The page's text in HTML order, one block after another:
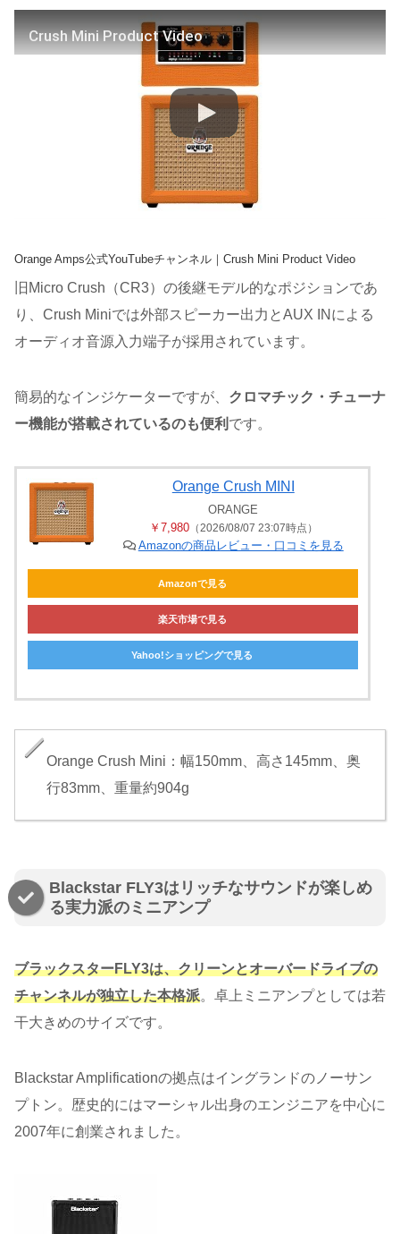
Crush Mini Product Video
Orange Amps公式YouTubeチャンネル｜Crush Mini Product Video
旧Micro Crush（CR3）の後継モデル的なポジションであ
り、Crush Miniでは外部スピーカー出力とAUX INによる
オーディオ音源入力端子が採用されています。
簡易的なインジケーターですが、 クロマチック・チューナ
ー機能が搭載されているのも便利 です。
Orange Crush MINI
ORANGE
￥7,980（2026/08/07 23:07時点）
Amazonの商品レビュー・口コミを見る
Amazonで見る
楽天市場で見る
Yahoo!ショッピングで見る
Orange Crush Mini：幅150mm、高さ145mm、奥
行83mm、重量約904g
Blackstar FLY3はリッチなサウンドが楽しめ
る実力派のミニアンプ
ブラックスターFLY3は、クリーンとオーバードライブの
チャンネルが独立した本格派。卓上ミニアンプとしては若
干大きめのサイズです。
Blackstar Amplificationの拠点はイングランドのノーサン
プトン。歴史的にはマーシャル出身のエンジニアを中心に
2007年に創業されました。